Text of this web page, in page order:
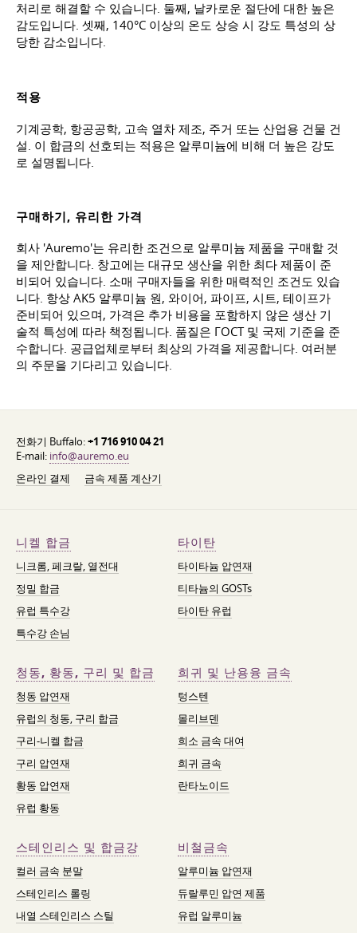
처리로 해결할 수 있습니다. 둘째, 날카로운 절단에 대한 높은
감도입니다. 셋째, 140°C 이상의 온도 상승 시 강도 특성의 상
당한 감소입니다.
적용
기계공학, 항공공학, 고속 열차 제조, 주거 또는 산업용 건물 건
설. 이 합금의 선호되는 적용은 알루미늄에 비해 더 높은 강도
로 설명됩니다.
구매하기, 유리한 가격
회사 'Auremo'는 유리한 조건으로 알루미늄 제품을 구매할 것
을 제안합니다. 창고에는 대규모 생산을 위한 최다 제품이 준
비되어 있습니다. 소매 구매자들을 위한 매력적인 조건도 있습
니다. 항상 AK5 알루미늄 원, 와이어, 파이프, 시트, 테이프가
준비되어 있으며, 가격은 추가 비용을 포함하지 않은 생산 기
술적 특성에 따라 책정됩니다. 품질은 ГОСТ 및 국제 기준을 준
수합니다. 공급업체로부터 최상의 가격을 제공합니다. 여러분
의 주문을 기다리고 있습니다.
전화기 Buffalo:+1 716 910 04 21
E-mail: info@auremo.eu
온라인 결제
금속 제품 계산기
니켈 합금
니크롬, 페크랄, 열전대
정밀 합금
유럽 특수강
특수강 손님
타이탄
타이타늄 압연재
티타늄의 GOSTs
타이탄 유럽
청동, 황동, 구리 및 합금
청동 압연재
유럽의 청동, 구리 합금
구리-니켈 합금
구리 압연재
황동 압연재
유럽 황동
희귀 및 난용융 금속
텅스텐
몰리브덴
희소 금속 대여
희귀 금속
란타노이드
스테인리스 및 합금강
컬러 금속 분말
스테인리스 롤링
내열 스테인리스 스틸
비철금속
알루미늄 압연재
듀랄루민 압연 제품
유럽 알루미늄